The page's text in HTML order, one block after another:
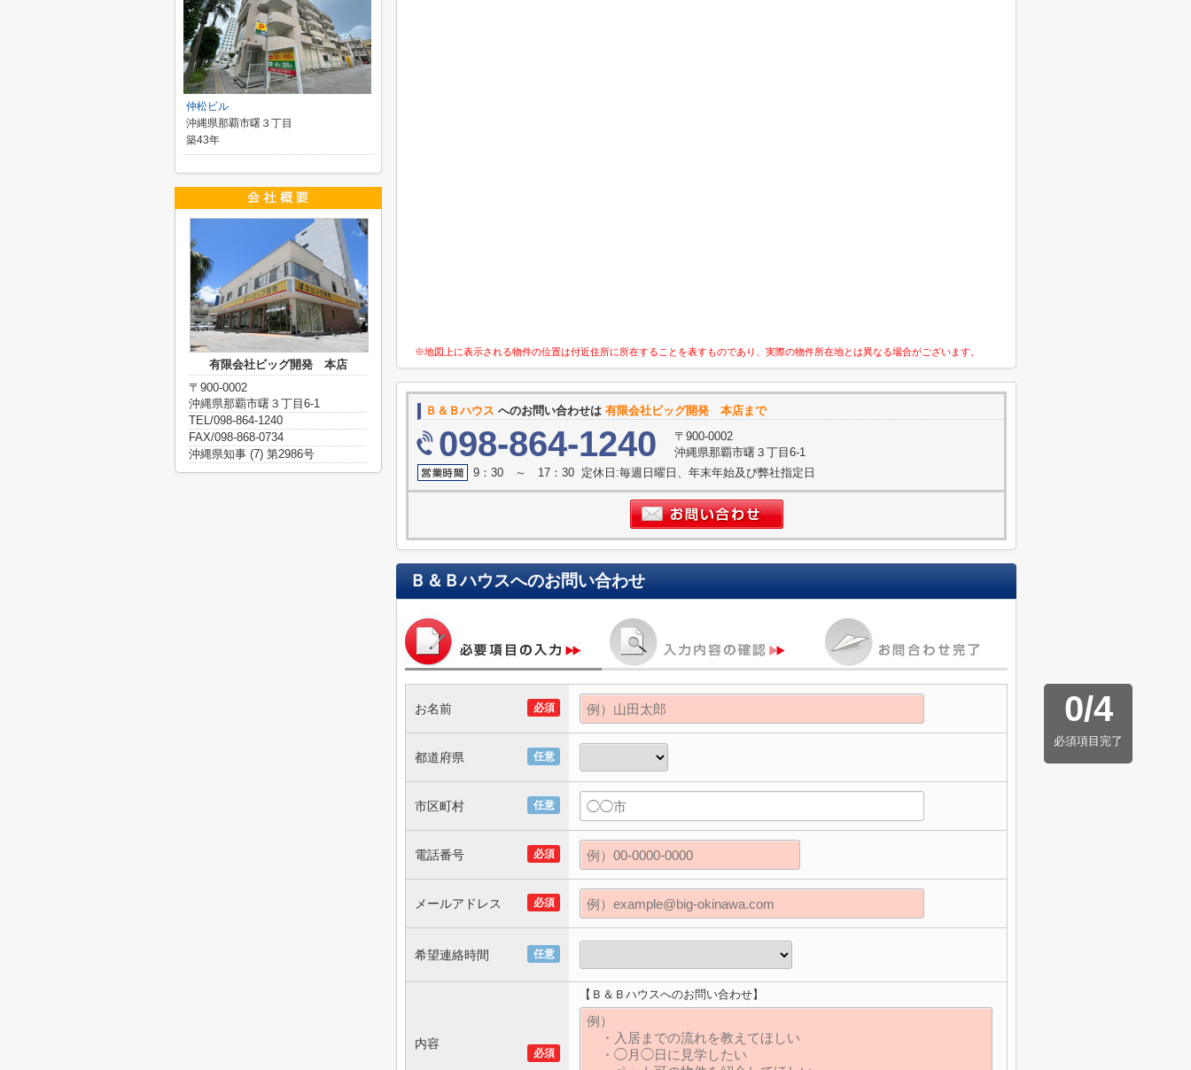
※地図上に表示される物件の位置は付近住所に所在することを表すものであり、実際の物件所在地とは異なる場合がございます。
Ｂ＆Ｂハウス へのお問い合わせは 有限会社ビッグ開発 本店まで
098-864-1240
〒900-0002
沖縄県那覇市曙３丁目6-1
9：30 ～ 17：30 定休日:毎週日曜日、年末年始及び弊社指定日
Ｂ＆Ｂハウスへのお問い合わせ
0/4
必須項目完了
必須
お名前
任意
都道府県
任意
市区町村
必須
電話番号
必須
メールアドレス
任意
希望連絡時間
必須
内容
【Ｂ＆Ｂハウスへのお問い合わせ】
仲松ビル
沖縄県那覇市曙３丁目
築43年
有限会社ビッグ開発 本店
〒900-0002
沖縄県那覇市曙３丁目6-1
TEL/098-864-1240
FAX/098-868-0734
沖縄県知事 (7) 第2986号